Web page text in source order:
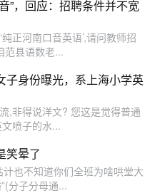
”，回应：招聘条件并不宽
正河南口音英语’,请问教师招
范县语数老...
子身份曝光，系上海小学英
,非得说洋文? 您这是觉得普通
喷子的水...
笑晕了
也不知道你们全班为啥哄堂大
分子分母通...